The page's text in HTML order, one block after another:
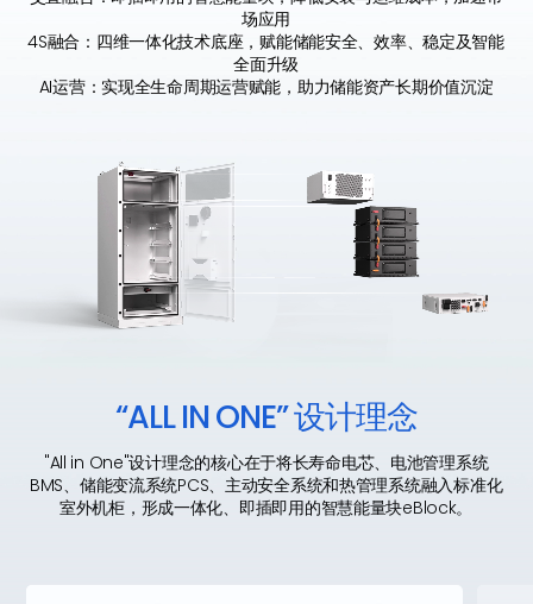
场应用
4S融合：四维一体化技术底座，赋能储能安全、效率、稳定及智能
全面升级
AI运营：实现全生命周期运营赋能，助力储能资产长期价值沉淀
“ALLINONE”设计理念
"All in One"设计理念的核心在于将长寿命电芯、电池管理系统
BMS、储能变流系统PCS、主动安全系统和热管理系统融入标准化
室外机柜，形成一体化、即插即用的智慧能量块eBlock。